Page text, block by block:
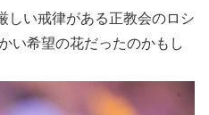
しい戒律がある正教会のロシ
い希望の花だったのかもし